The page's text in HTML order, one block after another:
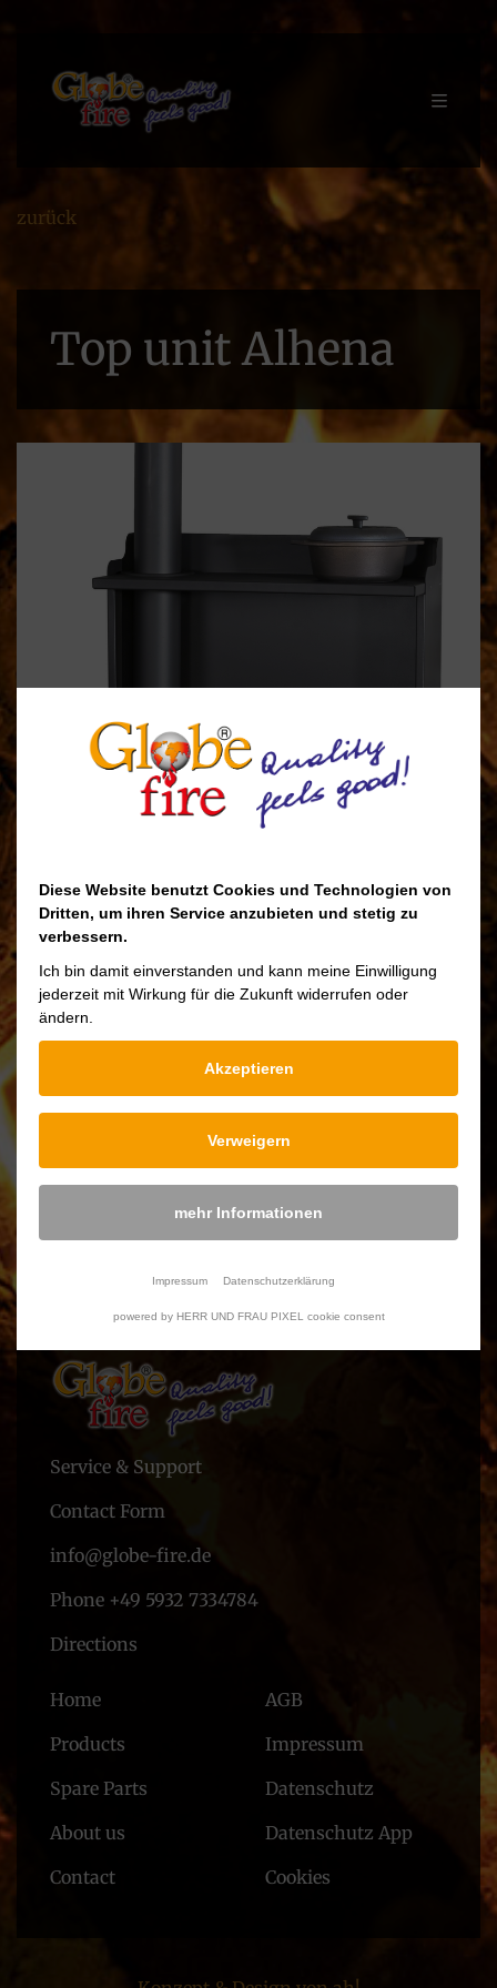
zurück
Top unit Alhena
Weight
HxWxD
635 x 840 x 340 / 480 x 840 x 302
Service & Support
Contact Form
info@globe-fire.de
Phone +49 5932 7334784
Directions
Home
Products
Spare Parts
About us
Contact
AGB
Impressum
Datenschutz
Datenschutz App
Cookies
Diese Website benutzt Cookies und Technologien von
Dritten, um ihren Service anzubieten und stetig zu
verbessern.
Ich bin damit einverstanden und kann meine Einwilligung
jederzeit mit Wirkung für die Zukunft widerrufen oder
ändern.
Akzeptieren
Verweigern
mehr Informationen
Impressum Datenschutzerklärung
powered by HERR UND FRAU PIXEL cookie consent